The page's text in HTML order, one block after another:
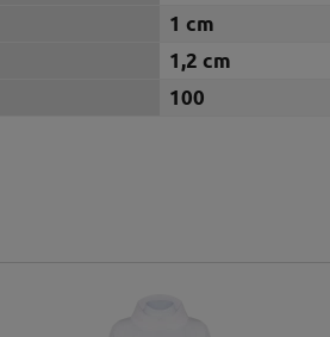
1 cm
1,2 cm
100